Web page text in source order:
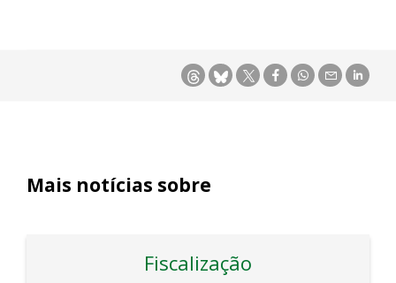
Mais notícias sobre
Fiscalização